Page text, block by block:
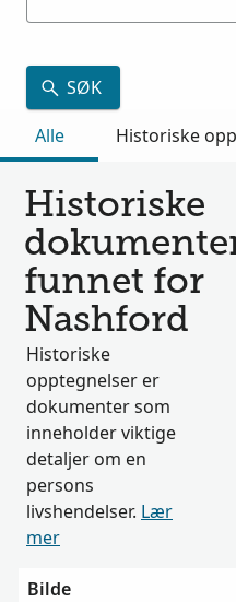
SØK
Alle
Historiske
Historiske
funnet for
Nashford
Historiske
opptegnelser er
dokumenter som
inneholder viktige
detaljer om en
persons
livshendelser. Lær
mer
Bilde